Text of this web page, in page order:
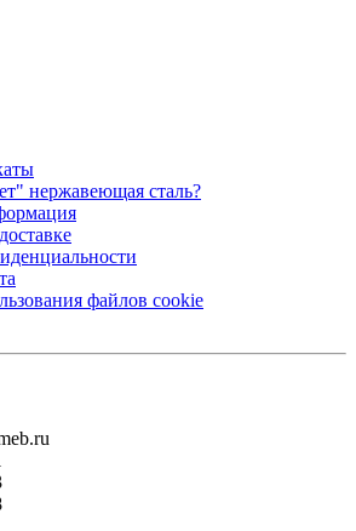
нержавеющая сталь?
файлов cookie